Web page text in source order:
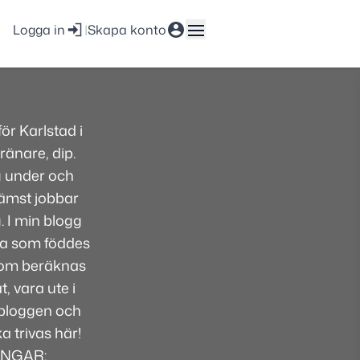
Logga in |Skapa konto
Karlstad i
dip.
och
jobbar
I min blogg
som föddes
beräknas
vara ute i
och
trivas här!